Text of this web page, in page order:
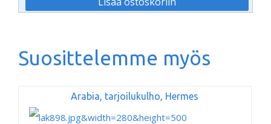
Suosittelemme myös
Arabia, tarjoilukulho, Hermes